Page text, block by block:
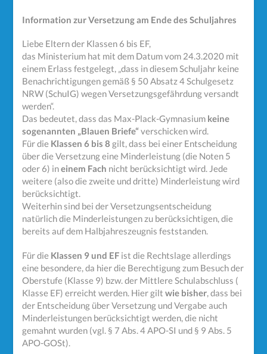
Information zur Versetzung am Ende des Schuljahres
Liebe Eltern der Klassen 6 bis EF,
das Ministerium hat mit dem Datum vom 24.3.2020 mit
einem Erlass festgelegt, „dass in diesem Schuljahr keine
Benachrichtigungen gemäß § 50 Absatz 4 Schulgesetz
NRW (SchuIG) wegen Versetzungsgefährdung versandt
werden“.
Das bedeutet, dass das Max-Plack-Gymnasium keine
sogenannten „Blauen Briefe“ verschicken wird.
Für die Klassen 6 bis 8 gilt, dass bei einer Entscheidung
über die Versetzung eine Minderleistung (die Noten 5
oder 6) ineinem Fach nicht berücksichtigt wird. Jede
weitere (also die zweite und dritte) Minderleistung wird
berücksichtigt.
Weiterhin sind bei der Versetzungsentscheidung
natürlich die Minderleistungen zu berücksichtigen, die
bereits auf dem Halbjahreszeugnis feststanden.
Für die Klassen 9 und EFist die Rechtslage allerdings
eine besondere, da hier die Berechtigung zum Besuch der
Oberstufe (Klasse 9) bzw. der Mittlere Schulabschluss (
Klasse EF) erreicht werden. Hier gilt wie bisher, dass bei
der Entscheidung über Versetzung und Vergabe auch
Minderleistungen berücksichtigt werden, die nicht
gemahnt wurden (vgl. § 7 Abs. 4 APO-SI und § 9 Abs. 5
APO-GOSt).